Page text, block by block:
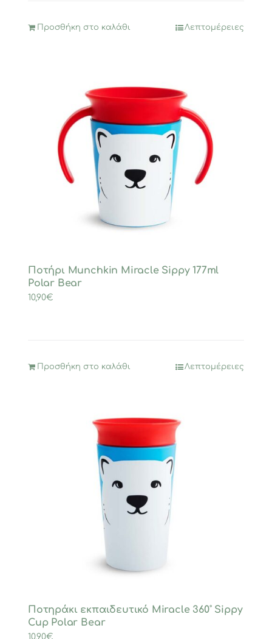
Προσθήκη στο καλάθι Λεπτομέρειες
Ποτήρι Munchkin Miracle Sippy 177ml
Polar Bear
10,90€
Προσθήκη στο καλάθι Λεπτομέρειες
Ποτηράκι εκπαιδευτικό Miracle 360˚ Sippy
Cup Polar Bear
10,90€